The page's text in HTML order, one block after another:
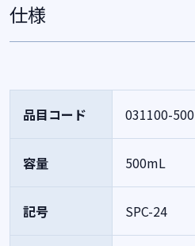
仕様
品目コード 031100-500
容量 500mL
記号 SPC-24